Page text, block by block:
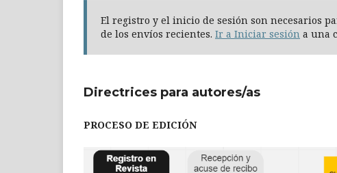
El registro y el inicio de sesión son necesarios
de los envíos recientes. Ir a Iniciar sesión a una
Directrices para autores/as
PROCESO DE EDICIÓN